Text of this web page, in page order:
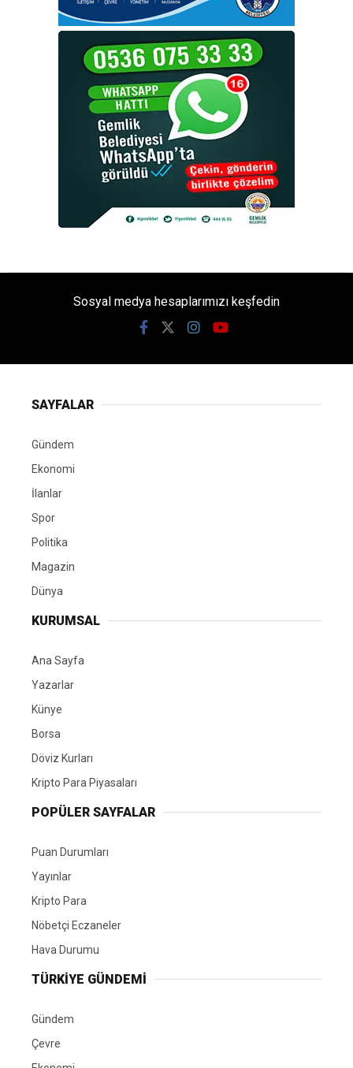
Sosyal medya hesaplarımızı keşfedin
SAYFALAR
Gündem
Ekonomi
İlanlar
Spor
Politika
Magazin
Dünya
KURUMSAL
Ana Sayfa
Yazarlar
Künye
Borsa
Döviz Kurları
Kripto Para Piyasaları
POPÜLER SAYFALAR
Puan Durumları
Yayınlar
Kripto Para
Nöbetçi Eczaneler
Hava Durumu
TÜRKIYE GÜNDEMI
Gündem
Çevre